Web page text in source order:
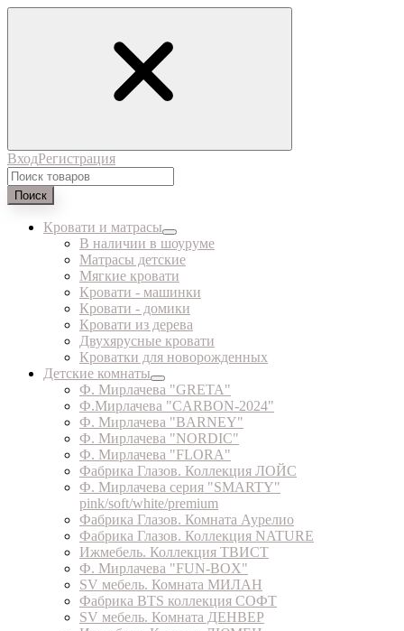
ВходРегистрация
Поиск
Кровати и матрасы
В наличии в шоуруме
Матрасы детские
Мягкие кровати
Кровати - машинки
Кровати - домики
Кровати из дерева
Двухярусные кровати
Кроватки для новорожденных
Детские комнаты
Ф. Мирлачева "GRETA"
Ф.Мирлачева "CARBON-2024"
Ф. Мирлачева "BARNEY"
Ф. Мирлачева "NORDIC"
Ф. Мирлачева "FLORA"
Фабрика Глазов. Коллекция ЛОЙС
Ф. Мирлачева серия "SMARTY"
pink/soft/white/premium
Фабрика Глазов. Комната Аурелио
Фабрика Глазов. Коллекция NATURE
Ижмебель. Коллекция ТВИСТ
Ф. Мирлачева "FUN-BOX"
SV мебель. Комната МИЛАН
Фабрика BTS коллекция СОФТ
SV мебель. Комната ДЕНВЕР